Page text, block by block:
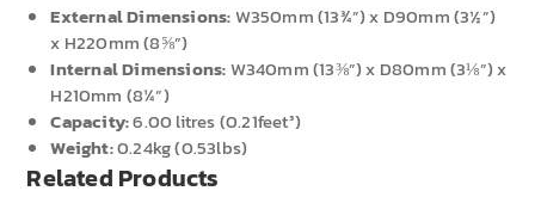
External Dimensions:W350mm (13¾”) x D90mm (3½”)
x H220mm (8⅝”)
Internal Dimensions:W340mm (13⅜”) x D80mm (3⅛”) x
H210mm (8¼”)
Capacity:6.00 litres (0.21feet³)
Weight:0.24kg (0.53lbs)
Related Products